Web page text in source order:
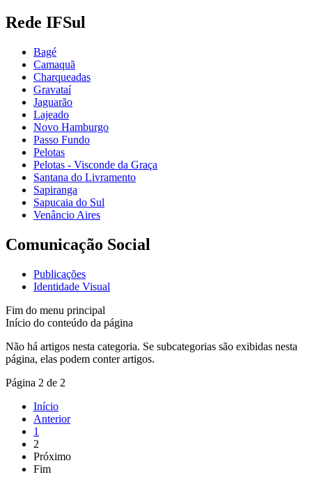
Rede IFSul
Bagé
Camaquã
Charqueadas
Gravataí
Jaguarão
Lajeado
Novo Hamburgo
Passo Fundo
Pelotas
Pelotas - Visconde da Graça
Santana do Livramento
Sapiranga
Sapucaia do Sul
Venâncio Aires
Comunicação Social
Publicações
Identidade Visual
Fim do menu principal
Início do conteúdo da página
Não há artigos nesta categoria. Se subcategorias são exibidas nesta
página, elas podem conter artigos.
Página 2 de 2
Início
Anterior
1
2
Próximo
Fim